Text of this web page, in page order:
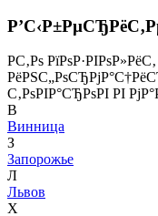
Р­С‚Рѕ
С‚РѕРІР°СЂРѕРІ РІ
В
Винница
З
Запорожье
Л
Львов
Х